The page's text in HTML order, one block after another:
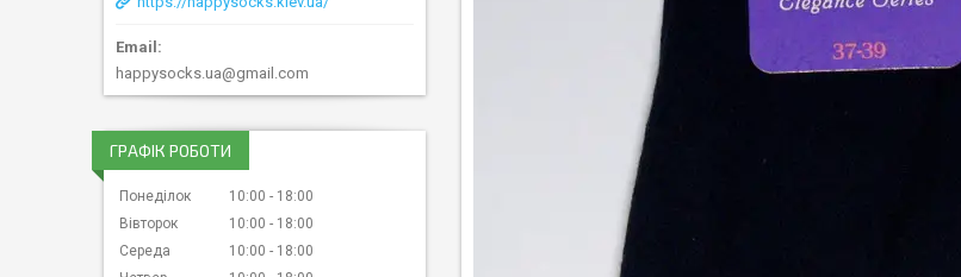
happysocks.ua@gmail.com
ГРАФІК РОБОТИ
Понеділок 10:00
18:00
Вівторок
10:00
18:00
Середа
10:00
18:00